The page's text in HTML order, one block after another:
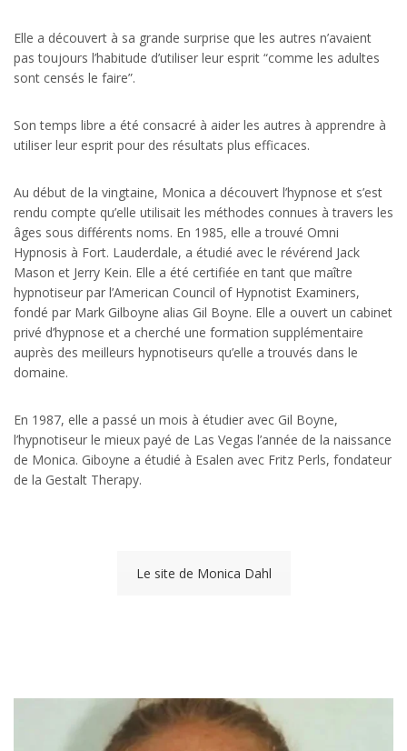
Elle a découvert à sa grande surprise que les autres n’avaient
pas toujours l’habitude d’utiliser leur esprit “comme les adultes
sont censés le faire”.
Son temps libre a été consacré à aider les autres à apprendre à
utiliser leur esprit pour des résultats plus efficaces.
Au début de la vingtaine, Monica a découvert l’hypnose et s’est
rendu compte qu’elle utilisait les méthodes connues à travers les
âges sous différents noms. En 1985, elle a trouvé Omni
Hypnosis à Fort. Lauderdale, a étudié avec le révérend Jack
Mason et Jerry Kein. Elle a été certifiée en tant que maître
hypnotiseur par l’American Council of Hypnotist Examiners,
fondé par Mark Gilboyne alias Gil Boyne. Elle a ouvert un cabinet
privé d’hypnose et a cherché une formation supplémentaire
auprès des meilleurs hypnotiseurs qu’elle a trouvés dans le
domaine.
En 1987, elle a passé un mois à étudier avec Gil Boyne,
l’hypnotiseur le mieux payé de Las Vegas l’année de la naissance
de Monica. Giboyne a étudié à Esalen avec Fritz Perls, fondateur
de la Gestalt Therapy.
Le site de Monica Dahl